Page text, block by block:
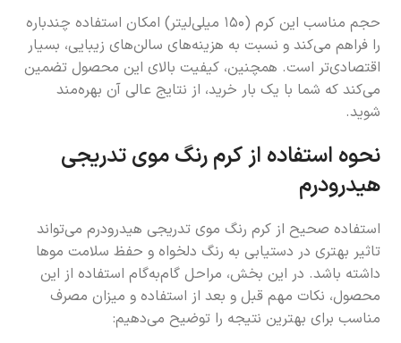
حجم مناسب این کرم (۱۵۰ میلی‌لیتر) امکان استفاده چندباره
را فراهم می‌کند و نسبت به هزینه‌های سالن‌های زیبایی، بسیار
اقتصادی‌تر است. همچنین، کیفیت بالای این محصول تضمین
می‌کند که شما با یک بار خرید، از نتایج عالی آن بهره‌مند
شوید.
نحوه استفاده از کرم رنگ موی تدریجی
هیدرودرم
استفاده صحیح از کرم رنگ موی تدریجی هیدرودرم می‌تواند
تاثیر بهتری در دستیابی به رنگ دلخواه و حفظ سلامت موها
داشته باشد. در این بخش، مراحل گام‌به‌گام استفاده از این
محصول، نکات مهم قبل و بعد از استفاده و میزان مصرف
مناسب برای بهترین نتیجه را توضیح می‌دهیم: